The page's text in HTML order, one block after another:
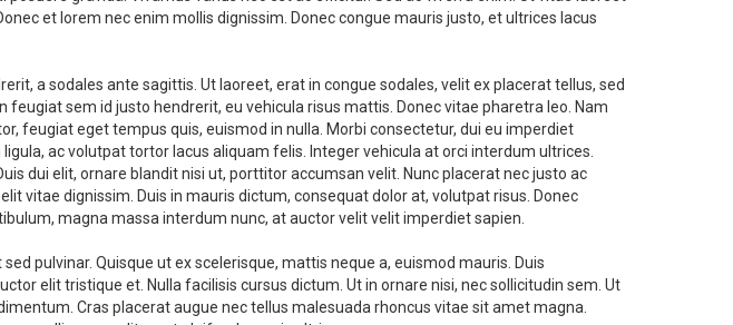
et lorem nec enim mollis dignissim. Donec congue mauris justo, et ultrices lacus
a sodales ante sagittis. Ut laoreet, erat in congue sodales, velit ex placerat tellus, sed
feugiat sem id justo hendrerit, eu vehicula risus mattis. Donec vitae pharetra leo. Nam
feugiat eget tempus quis, euismod in nulla. Morbi consectetur, dui eu imperdiet
ac volutpat tortor lacus aliquam felis. Integer vehicula at orci interdum ultrices.
dui elit, ornare blandit nisi ut, porttitor accumsan velit. Nunc placerat nec justo ac
vitae dignissim. Duis in mauris dictum, consequat dolor at, volutpat risus. Donec
magna massa interdum nunc, at auctor velit velit imperdiet sapien.
pulvinar. Quisque ut ex scelerisque, mattis neque a, euismod mauris. Duis
elit tristique et. Nulla facilisis cursus dictum. Ut in ornare nisi, nec sollicitudin sem. Ut
Cras placerat augue nec tellus malesuada rhoncus vitae sit amet magna.